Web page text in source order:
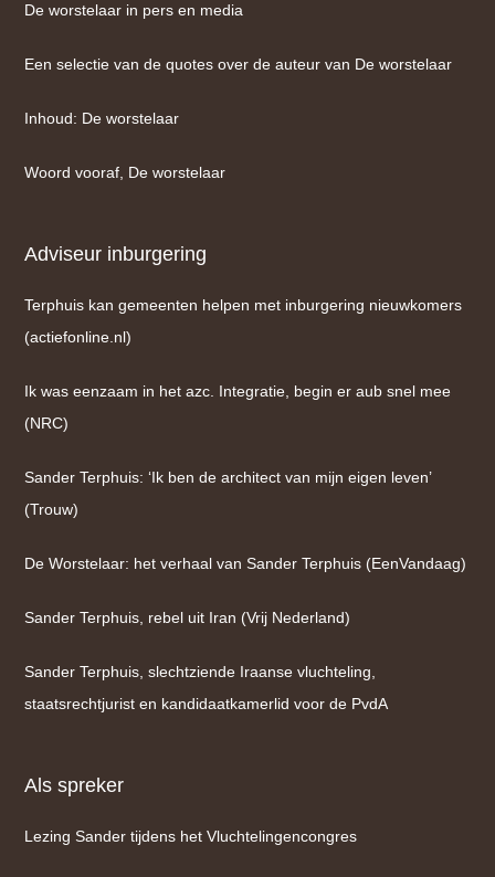
De worstelaar in pers en media
Een selectie van de quotes over de auteur van De worstelaar
Inhoud: De worstelaar
Woord vooraf, De worstelaar
Adviseur inburgering
Terphuis kan gemeenten helpen met inburgering nieuwkomers
(actiefonline.nl)
Ik was eenzaam in het azc. Integratie, begin er aub snel mee
(NRC)
Sander Terphuis: ‘Ik ben de architect van mijn eigen leven’
(Trouw)
De Worstelaar: het verhaal van Sander Terphuis (EenVandaag)
Sander Terphuis, rebel uit Iran (Vrij Nederland)
Sander Terphuis, slechtziende Iraanse vluchteling,
staatsrechtjurist en kandidaatkamerlid voor de PvdA
Als spreker
Lezing Sander tijdens het Vluchtelingencongres